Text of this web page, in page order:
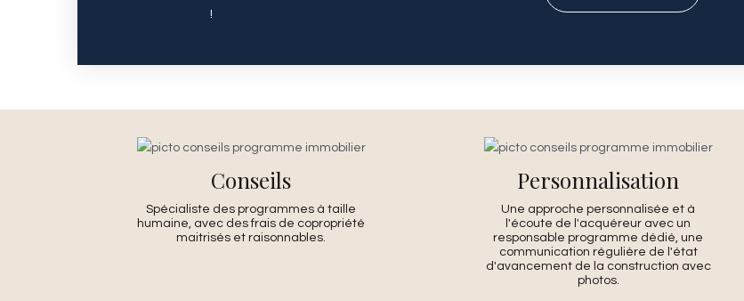
!
Conseils
Spécialiste des programmes à taille
humaine, avec des frais de copropriété
maitrisés et raisonnables.
Personnalisation
Une approche personnalisée et à
l'écoute de l'acquéreur avec un
responsable programme dédié, une
communication régulière de l'état
d'avancement de la construction avec
photos.